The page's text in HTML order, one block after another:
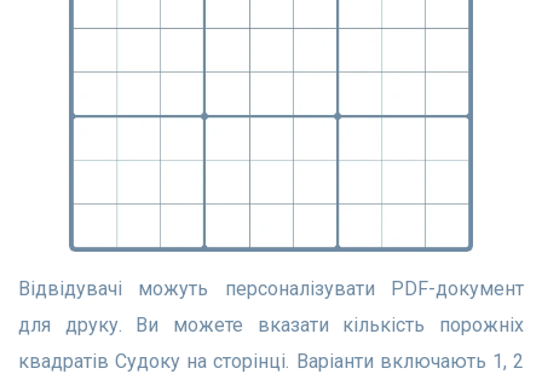
Відвідувачі можуть персоналізувати PDF-документ
для друку. Ви можете вказати кількість порожніх
квадратів Судоку на сторінці. Варіанти включають 1, 2